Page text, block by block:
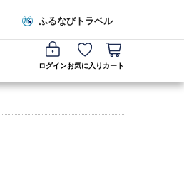
ふるなびトラベル
ログインお気に入り カート